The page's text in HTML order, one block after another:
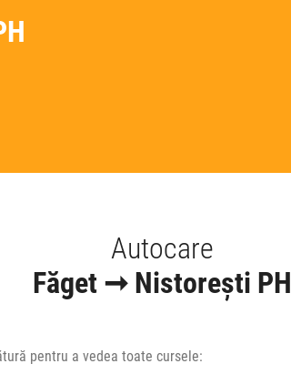
Autocare
Făget ➞ Nistorești PH
pentru a vedea toate cursele: